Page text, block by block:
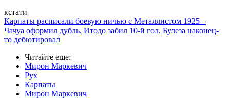
кстати
Карпаты расписали боевую ничью с Металлистом 1925 –
Чачуа оформил дубль, Итодо забил 10-й гол, Булеза наконец-
то дебютировал
Читайте еще:
Мирон Маркевич
Рух
Карпаты
Мирон Маркевич